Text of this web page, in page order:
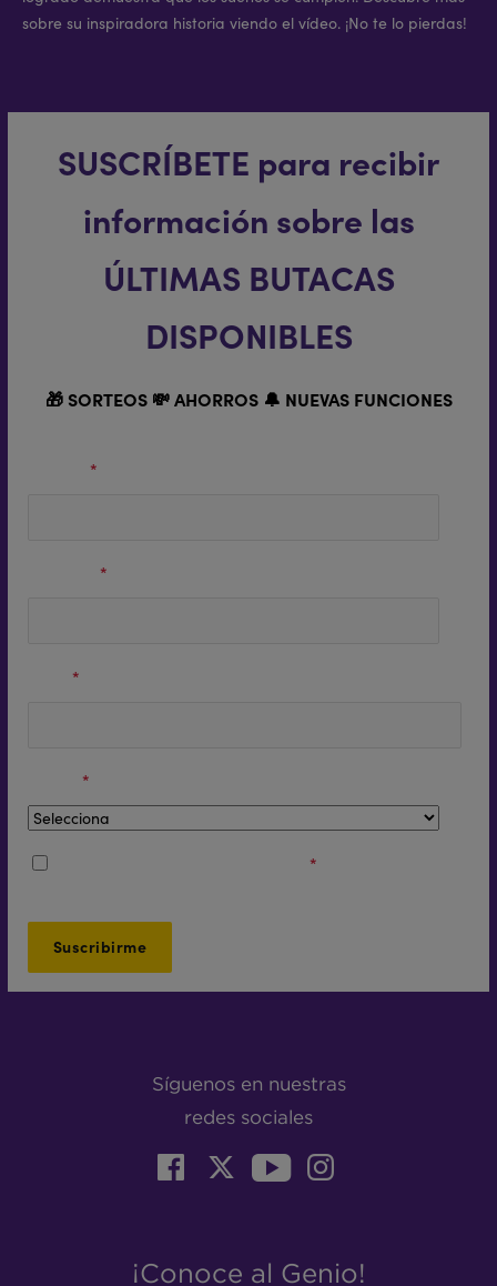
sobre su inspiradora historia viendo el vídeo. ¡No te lo pierdas!
SUSCRÍBETE para recibir
información sobre las
ÚLTIMAS BUTACAS
DISPONIBLES
🎁 SORTEOS 💸 AHORROS 🔔 NUEVAS FUNCIONES
*
*
*
*
*
Síguenos en nuestras
redes sociales
¡Conoce al Genio!